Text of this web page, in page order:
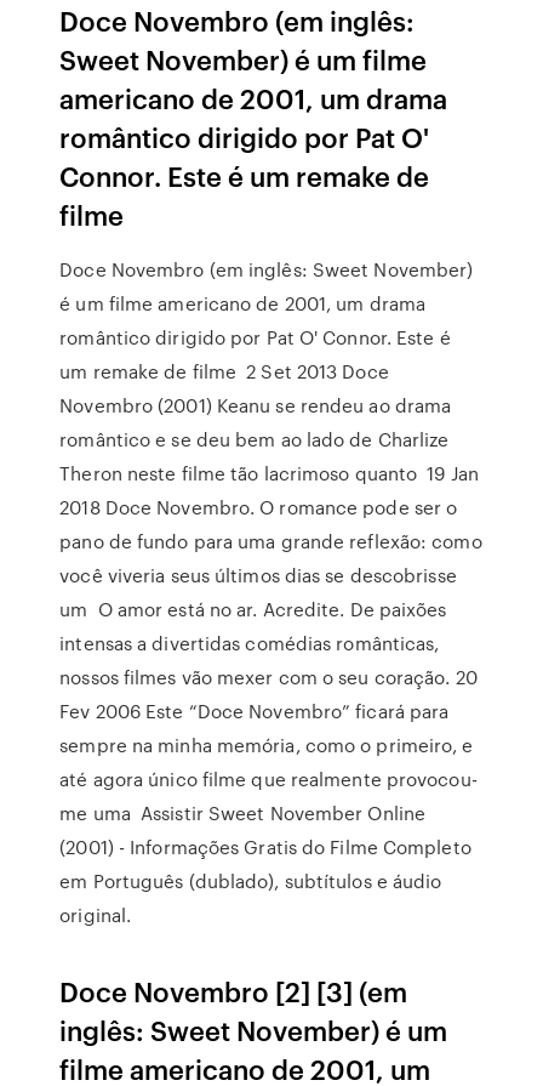
Doce Novembro (em inglês:
Sweet November) é um filme
americano de 2001, um drama
romântico dirigido por Pat O'
Connor. Este é um remake de
filme
Doce Novembro (em inglês: Sweet November)
é um filme americano de 2001, um drama
romântico dirigido por Pat O' Connor. Este é
um remake de filme 2 Set 2013 Doce
Novembro (2001) Keanu se rendeu ao drama
romântico e se deu bem ao lado de Charlize
Theron neste filme tão lacrimoso quanto 19 Jan
2018 Doce Novembro. O romance pode ser o
pano de fundo para uma grande reflexão: como
você viveria seus últimos dias se descobrisse
um O amor está no ar. Acredite. De paixões
intensas a divertidas comédias românticas,
nossos filmes vão mexer com o seu coração. 20
Fev 2006 Este “Doce Novembro” ficará para
sempre na minha memória, como o primeiro, e
até agora único filme que realmente provocou-
me uma Assistir Sweet November Online
(2001) - Informações Gratis do Filme Completo
em Português (dublado), subtítulos e áudio
original.
Doce Novembro [2] [3] (em
inglês: Sweet November) é um
filme americano de 2001, um